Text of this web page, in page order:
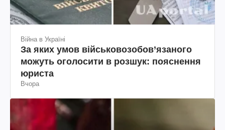
Війна в Україні
За яких умов військовозобов’язаного
можуть оголосити в розшук: пояснення
юриста
Вчора